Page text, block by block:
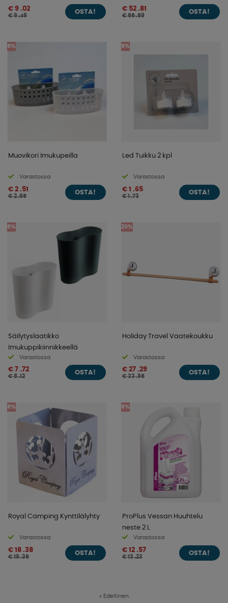
€ 9 .02
€ 9 .49
OSTA! € 52 .81
€ 55 .59
OSTA!
5%
Muovikori Imukupeilla
Varastossa
€ 2 .51
€ 2 .65
OSTA!
5%
Led Tuikku 2 kpl
Varastossa
€ 1 .65
€ 1 .73
OSTA!
5%
Säilytyslaatikko
Imukuppikiinnikkeellä
Varastossa
€ 7 .72
€ 8 .12
OSTA!
20%
Holiday Travel Vaatekoukku
Varastossa
€ 27 .29
€ 33 .95
OSTA!
5%
Royal Camping Kynttilälyhty
Varastossa
€ 18 .38
€ 19 .35
OSTA!
5%
ProPlus Vessan Huuhtelu
neste 2 L
Varastossa
€ 12 .57
€ 13 .23
OSTA!
« Edellinen